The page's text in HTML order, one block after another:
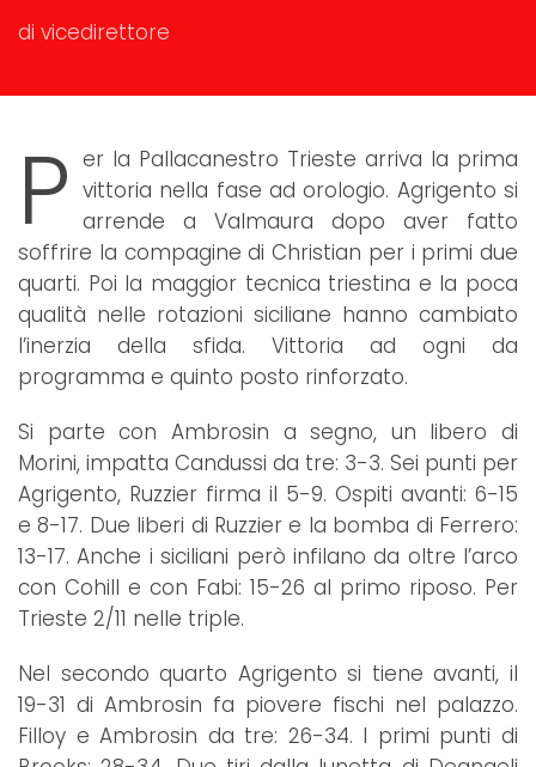
di vicedirettore
P er la Pallacanestro Trieste arriva la prima
vittoria nella fase ad orologio. Agrigento si
arrende a Valmaura dopo aver fatto
soffrire la compagine di Christian per i primi due
quarti. Poi la maggior tecnica triestina e la poca
qualità nelle rotazioni siciliane hanno cambiato
l’inerzia della sfida. Vittoria ad ogni da
programma e quinto posto rinforzato.
Si parte con Ambrosin a segno, un libero di
Morini, impatta Candussi da tre: 3-3. Sei punti per
Agrigento, Ruzzier firma il 5-9. Ospiti avanti: 6-15
e 8-17. Due liberi di Ruzzier e la bomba di Ferrero:
13-17. Anche i siciliani però infilano da oltre l’arco
con Cohill e con Fabi: 15-26 al primo riposo. Per
Trieste 2/11 nelle triple.
Nel secondo quarto Agrigento si tiene avanti, il
19-31 di Ambrosin fa piovere fischi nel palazzo.
Filloy e Ambrosin da tre: 26-34. I primi punti di